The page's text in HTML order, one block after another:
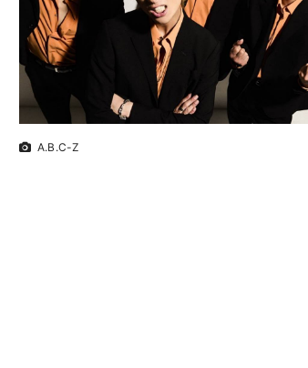
A.B.C-Z